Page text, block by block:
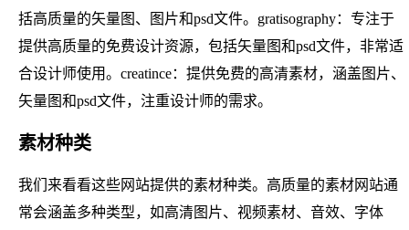
括高质量的矢量图、图片和psd文件。gratisography：专注于
提供高质量的免费设计资源，包括矢量图和psd文件，非常适
合设计师使用。creatince：提供免费的高清素材，涵盖图片、
矢量图和psd文件，注重设计师的需求。
素材种类
我们来看看这些网站提供的素材种类。高质量的素材网站通
常会涵盖多种类型，如高清图片、视频素材、音效、字体